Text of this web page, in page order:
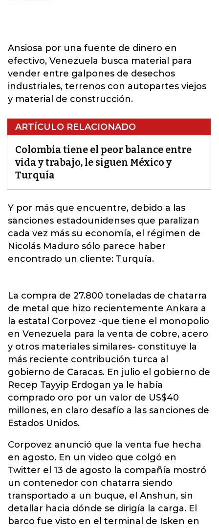
Ansiosa por una fuente de dinero en
efectivo, Venezuela busca material para
vender entre galpones de desechos
industriales, terrenos con autopartes viejos
y material de construcción.
ARTÍCULO RELACIONADO
Colombia tiene el peor balance entre
vida y trabajo, le siguen México y
Turquía
Y por más que encuentre, debido a las
sanciones estadounidenses que paralizan
cada vez más su economía, el régimen de
Nicolás Maduro sólo parece haber
encontrado un cliente: Turquía.
La compra de 27.800 toneladas de chatarra
de metal que hizo recientemente Ankara a
la estatal Corpovez -que tiene el monopolio
en Venezuela para la venta de cobre, acero
y otros materiales similares- constituye la
más reciente contribución turca al
gobierno de Caracas. En julio el gobierno de
Recep Tayyip Erdogan ya le había
comprado oro por un valor de US$40
millones, en claro desafío a las sanciones de
Estados Unidos.
Corpovez anunció que la venta fue hecha
en agosto. En un video que colgó en
Twitter el 13 de agosto la compañía mostró
un contenedor con chatarra siendo
transportado a un buque, el Anshun, sin
detallar hacia dónde se dirigía la carga. El
barco fue visto en el terminal de Isken en